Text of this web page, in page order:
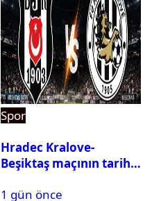
Spor
Hradec Kralove-
Beşiktaş maçının tarihi
1 gün önce